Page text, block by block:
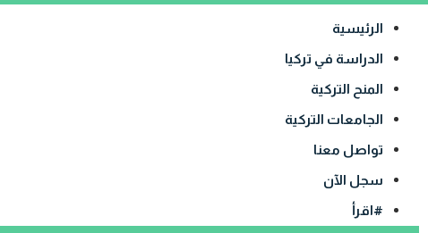
الرئيسية
الدراسة في تركيا
المنح التركية
الجامعات التركية
تواصل معنا
سجل الآن
#اقرأ